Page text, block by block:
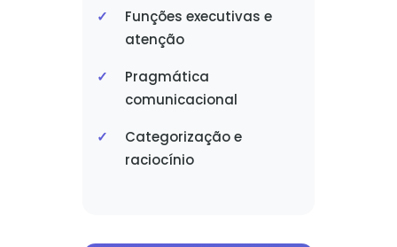
Funções executivas e
atenção
Pragmática
comunicacional
Categorização e
raciocínio